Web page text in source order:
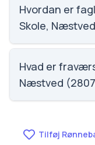
(280745) er 4.1
skoler. Scoren er
besvarelser.
Hvordan er
Skole,
Faglig trivsel på
(280745) er 3.3
skoler. Scoren er
besvarelser.
Hvad er
Næstved
Tilføj